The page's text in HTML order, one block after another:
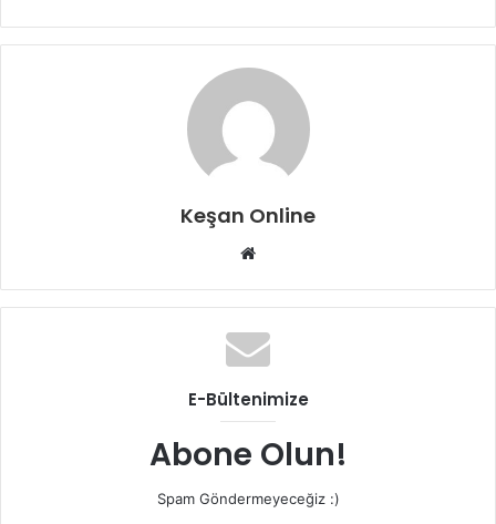
Keşan Online
Web
E-Bültenimize
Abone Olun!
Spam Göndermeyeceğiz :)